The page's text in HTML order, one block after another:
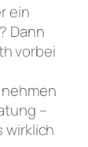
ein
Dann
vorbei
–
wirklich